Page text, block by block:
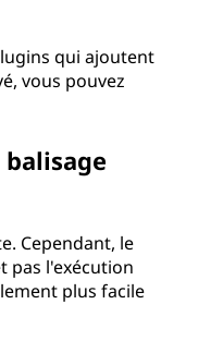
qui ajoutent
vous pouvez
Cependant, le
pas l'exécution
plus facile